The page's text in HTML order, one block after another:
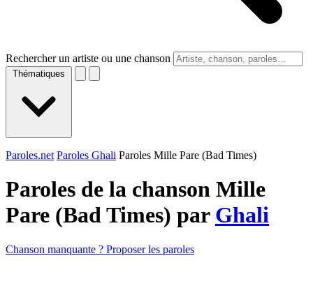
Rechercher un artiste ou une chanson
Thématiques
Paroles.net Paroles Ghali Paroles Mille Pare (Bad Times)
Paroles de la chanson Mille
Pare (Bad Times) par Ghali
Chanson manquante ? Proposer les paroles